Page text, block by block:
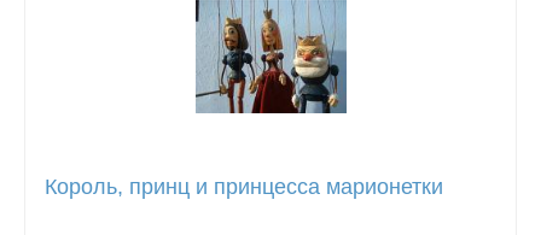
Король, принц и принцесса марионетки